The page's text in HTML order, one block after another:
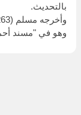
بالتحديث.
وأخرجه مسلم (263) من طريق روح بن عبادة، بهذا الإسناد.
وهو في "مسند أحمد"